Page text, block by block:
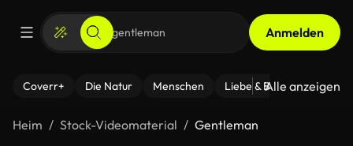
Anmelden
Coverr+ Die Natur Menschen Liebe & Beziehungen
Alle anzeigen
Heim Stock-Videomaterial Gentleman